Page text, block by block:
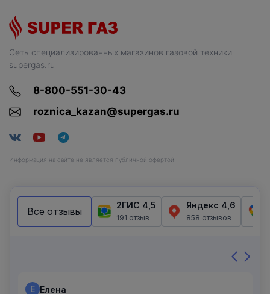
Сеть специализированных магазинов газовой техники
supergas.ru
8-800-551-30-43
roznica_kazan@supergas.ru
Информация на сайте не является публичной офертой